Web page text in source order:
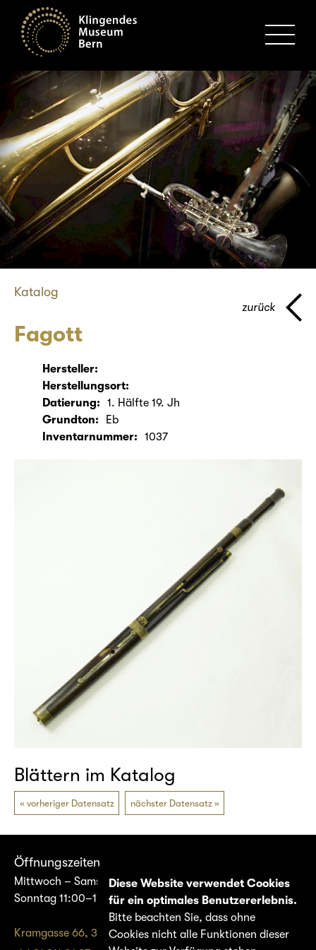
Katalog
Fagott
zurück
Hersteller:
Herstellungsort:
Datierung:
1. Hälfte 19. Jh
Grundton:
Eb
Inventarnummer:
1037
Blättern im Katalog
vorheriger Datensatz nächster Datensatz
Öffnungszeiten
Mittwoch – Samstag 14:00–17:00
Sonntag 11:00–17:00
Kramgasse 66, 3011 Bern
Diese Website verwendet Cookies
für ein optimales Benutzererlebnis.
Bitte beachten Sie, dass ohne
Cookies nicht alle Funktionen dieser